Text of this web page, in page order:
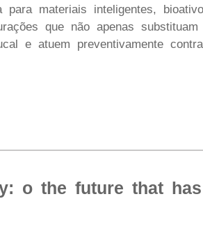
materiais inteligentes,
que não apenas substituam
e atuem preventivamente
o the future that